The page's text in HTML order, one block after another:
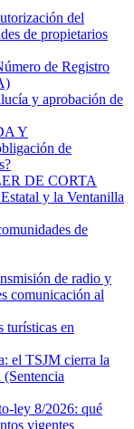
del
de propietarios
de Registro
y aprobación de
Y
de
DE CORTA
y la Ventanilla
de
de radio y
comunicación al
turísticas en
el TSJM cierra la
ley 8/2026: qué
vigentes